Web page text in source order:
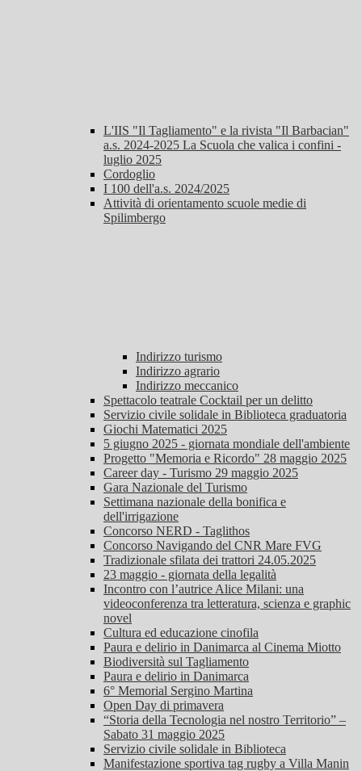
L'IIS "Il Tagliamento" e la rivista "Il Barbacian"
a.s. 2024-2025 La Scuola che valica i confini -
luglio 2025
Cordoglio
I 100 dell'a.s. 2024/2025
Attività di orientamento scuole medie di
Spilimbergo
Indirizzo turismo
Indirizzo agrario
Indirizzo meccanico
Spettacolo teatrale Cocktail per un delitto
Servizio civile solidale in Biblioteca graduatoria
Giochi Matematici 2025
5 giugno 2025 - giornata mondiale dell'ambiente
Progetto "Memoria e Ricordo" 28 maggio 2025
Career day - Turismo 29 maggio 2025
Gara Nazionale del Turismo
Settimana nazionale della bonifica e
dell'irrigazione
Concorso NERD - Taglithos
Concorso Navigando del CNR Mare FVG
Tradizionale sfilata dei trattori 24.05.2025
23 maggio - giornata della legalità
Incontro con l’autrice Alice Milani: una
videoconferenza tra letteratura, scienza e graphic
novel
Cultura ed educazione cinofila
Paura e delirio in Danimarca al Cinema Miotto
Biodiversità sul Tagliamento
Paura e delirio in Danimarca
6° Memorial Sergino Martina
Open Day di primavera
“Storia della Tecnologia nel nostro Territorio” –
Sabato 31 maggio 2025
Servizio civile solidale in Biblioteca
Manifestazione sportiva tag rugby a Villa Manin